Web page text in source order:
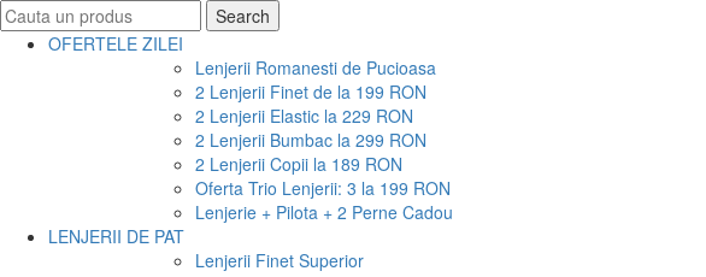
Search
for:
Search
OFERTELE ZILEI
Lenjerii Romanesti de Pucioasa
2 Lenjerii Finet de la 199 RON
2 Lenjerii Elastic la 229 RON
2 Lenjerii Bumbac la 299 RON
2 Lenjerii Copii la 189 RON
Oferta Trio Lenjerii: 3 la 199 RON
Lenjerie + Pilota + 2 Perne Cadou
LENJERII DE PAT
Lenjerii Finet Superior